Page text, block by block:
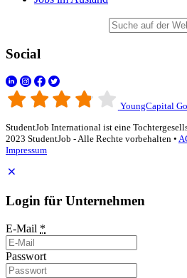
Social
YoungCapital
StudentJob International ist eine
2023 StudentJob - Alle Rechte vorbehalten •
Impressum
Login für Unternehmen
E-Mail *
Passwort